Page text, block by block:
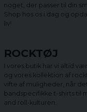
noget, der passer til din
Shop hos os i dag og
liv!
ROCKTØJ
I vores butik har vi altid
og vores kollektion af
vifte af muligheder, når
bandspecifikke t-shirts til
and roll-kulturen.